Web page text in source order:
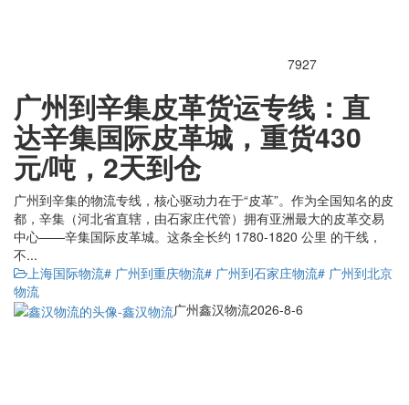
7927
广州到辛集皮革货运专线：直
达辛集国际皮革城，重货430
元/吨，2天到仓
广州到辛集的物流专线，核心驱动力在于“皮革”。作为全国知名的皮
都，辛集（河北省直辖，由石家庄代管）拥有亚洲最大的皮革交易
中心——辛集国际皮革城。这条全长约 1780-1820 公里 的干线，
不...
上海国际物流# 广州到重庆物流# 广州到石家庄物流# 广州到北京
物流
广州鑫汉物流2026-8-6